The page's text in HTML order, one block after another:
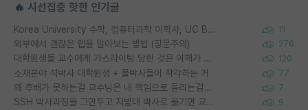
🔥 시선집중 핫한 인기글
Korea University 수학, 컴퓨터과학 이학사, UC Berkeley 산업공학 대학원 공학박사가 되는 것은 쉽지 않겠죠? 11
외부에서 괜찮은 랩을 알아보는 방법 (장문주의) 276
대학원생들 교수에게 가스라이팅 당한 것은 이해가 갑니다. 안타깝네요. 120
소재분야 석박사 대학원생 + 물박사들이 착각하는 거 77
왜 후배가 못하는걸 교수님은 내 책임으로 돌리는걸까요? 7
SSH 박사과정을 그만두고 지방대 박사로 옮기면 교수의 꿈은 끝일까요? 9